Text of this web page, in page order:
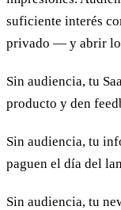
suficiente interés
privado — y abrir lo
Sin audiencia, tu
producto y den
Sin audiencia, tu
paguen el día del
Sin audiencia, tu